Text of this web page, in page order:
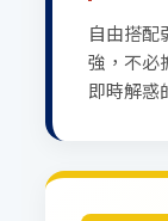
自由搭配
強，不必
即時解惑